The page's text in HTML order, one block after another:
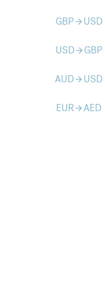
GBParrow_forward USD
USDarrow_forward GBP
AUDarrow_forward USD
EURarrow_forwardAED